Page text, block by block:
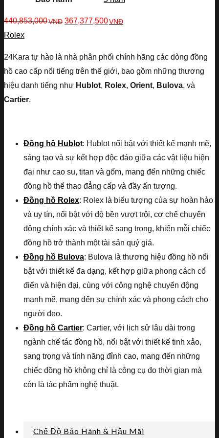
440,853,000VNĐ 367,377,500VNĐ
Rolex
24Kara tự hào là nhà phân phối chính hãng các dòng đồng
hồ cao cấp nổi tiếng trên thế giới, bao gồm những thương
hiệu danh tiếng như Hublot, Rolex, Orient, Bulova, và
Cartier.
Đồng hồ Hublot: Hublot nổi bật với thiết kế mạnh mẽ,
sáng tạo và sự kết hợp độc đáo giữa các vật liệu hiện
đại như cao su, titan và gốm, mang đến những chiếc
đồng hồ thể thao đẳng cấp và đầy ấn tượng.
Đồng hồ Rolex: Rolex là biểu tượng của sự hoàn hảo
và uy tín, nổi bật với độ bền vượt trội, cơ chế chuyển
động chính xác và thiết kế sang trọng, khiến mỗi chiếc
đồng hồ trở thành một tài sản quý giá.
Đồng hồ Bulova: Bulova là thương hiệu đồng hồ nổi
bật với thiết kế đa dạng, kết hợp giữa phong cách cổ
điển và hiện đại, cùng với công nghệ chuyển động
mạnh mẽ, mang đến sự chính xác và phong cách cho
người đeo.
Đồng hồ Cartier: Cartier, với lịch sử lâu dài trong
ngành chế tác đồng hồ, nổi bật với thiết kế tinh xảo,
sang trọng và tính năng đỉnh cao, mang đến những
chiếc đồng hồ không chỉ là công cụ đo thời gian mà
còn là tác phẩm nghệ thuật.
Chế Độ Bảo Hành & Hậu Mãi